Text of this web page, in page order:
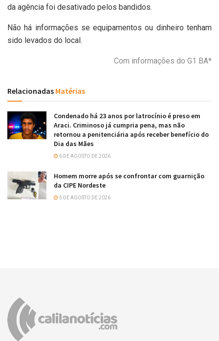
da agência foi desativado pelos bandidos.
Não há informações se equipamentos ou dinheiro tenham
sido levados do local.
Com informações do G1 BA*
Relacionadas Matérias
Condenado há 23 anos por latrocínio é preso em
Araci. Criminoso já cumpria pena, mas não
retornou a penitenciária após receber benefício do
Dia das Mães
6 DE AGOSTO DE 2026
Homem morre após se confrontar com guarnição
da CIPE Nordeste
5 DE AGOSTO DE 2026